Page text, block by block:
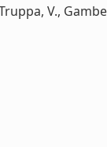
V.,